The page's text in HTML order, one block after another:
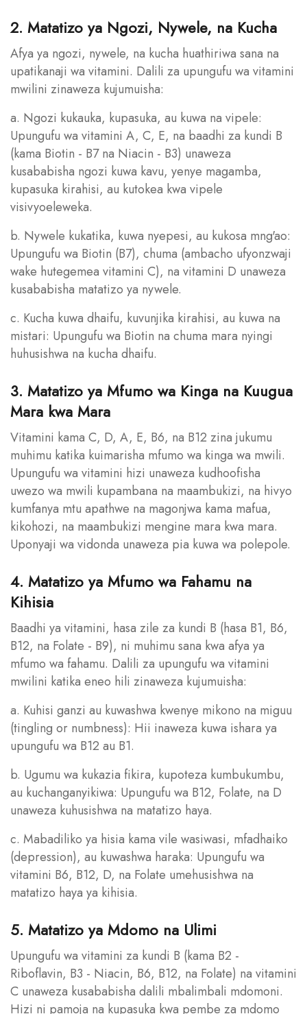
2. Matatizo ya Ngozi, Nywele, na Kucha
Afya ya ngozi, nywele, na kucha huathiriwa sana na
upatikanaji wa vitamini. Dalili za upungufu wa vitamini
mwilini zinaweza kujumuisha:
a. Ngozi kukauka, kupasuka, au kuwa na vipele:
Upungufu wa vitamini A, C, E, na baadhi za kundi B
(kama Biotin - B7 na Niacin - B3) unaweza
kusababisha ngozi kuwa kavu, yenye magamba,
kupasuka kirahisi, au kutokea kwa vipele
visivyoeleweka.
b. Nywele kukatika, kuwa nyepesi, au kukosa mng'ao:
Upungufu wa Biotin (B7), chuma (ambacho ufyonzwaji
wake hutegemea vitamini C), na vitamini D unaweza
kusababisha matatizo ya nywele.
c. Kucha kuwa dhaifu, kuvunjika kirahisi, au kuwa na
mistari: Upungufu wa Biotin na chuma mara nyingi
huhusishwa na kucha dhaifu.
3. Matatizo ya Mfumo wa Kinga na Kuugua
Mara kwa Mara
Vitamini kama C, D, A, E, B6, na B12 zina jukumu
muhimu katika kuimarisha mfumo wa kinga wa mwili.
Upungufu wa vitamini hizi unaweza kudhoofisha
uwezo wa mwili kupambana na maambukizi, na hivyo
kumfanya mtu apathwe na magonjwa kama mafua,
kikohozi, na maambukizi mengine mara kwa mara.
Uponyaji wa vidonda unaweza pia kuwa wa polepole.
4. Matatizo ya Mfumo wa Fahamu na
Kihisia
Baadhi ya vitamini, hasa zile za kundi B (hasa B1, B6,
B12, na Folate - B9), ni muhimu sana kwa afya ya
mfumo wa fahamu. Dalili za upungufu wa vitamini
mwilini katika eneo hili zinaweza kujumuisha:
a. Kuhisi ganzi au kuwashwa kwenye mikono na miguu
(tingling or numbness): Hii inaweza kuwa ishara ya
upungufu wa B12 au B1.
b. Ugumu wa kukazia fikira, kupoteza kumbukumbu,
au kuchanganyikiwa: Upungufu wa B12, Folate, na D
unaweza kuhusishwa na matatizo haya.
c. Mabadiliko ya hisia kama vile wasiwasi, mfadhaiko
(depression), au kuwashwa haraka: Upungufu wa
vitamini B6, B12, D, na Folate umehusishwa na
matatizo haya ya kihisia.
5. Matatizo ya Mdomo na Ulimi
Upungufu wa vitamini za kundi B (kama B2 -
Riboflavin, B3 - Niacin, B6, B12, na Folate) na vitamini
C unaweza kusababisha dalili mbalimbali mdomoni.
Hizi ni pamoja na kupasuka kwa pembe za mdomo